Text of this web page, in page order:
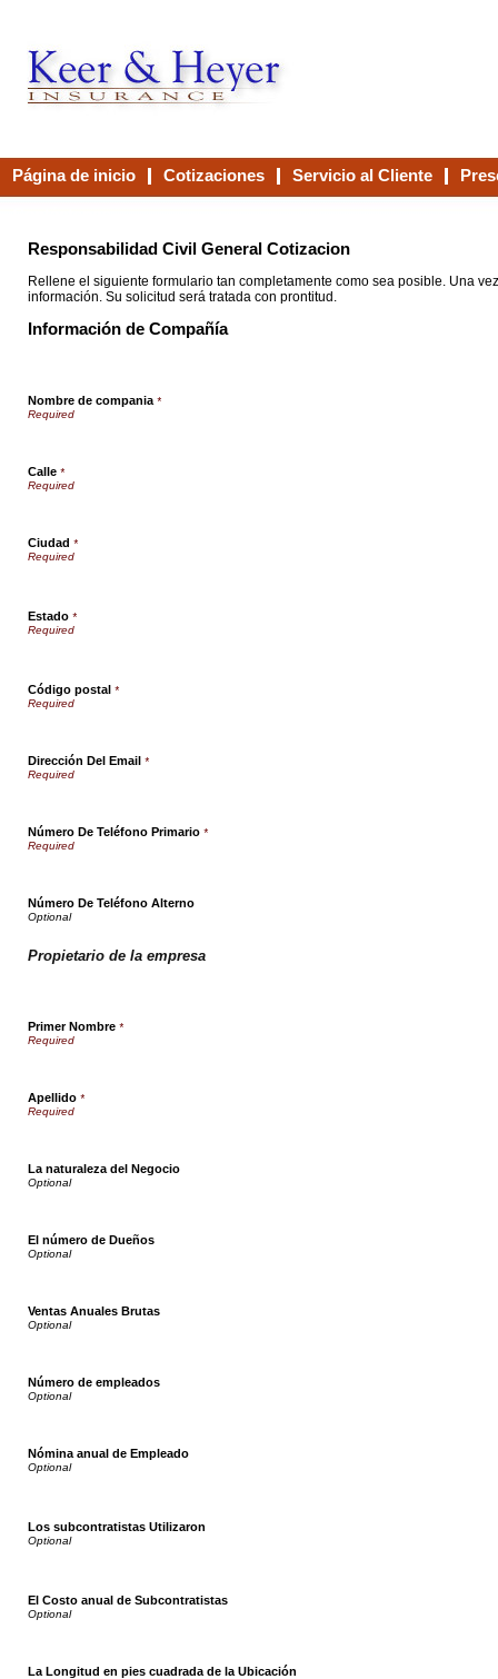
Página de inicio Cotizaciones Servicio al Cliente
Responsabilidad Civil General Cotizacion
Rellene el siguiente formulario tan completamente como sea posible. Una
información. Su solicitud será tratada con prontitud.
Información de Compañía
Nombre de compania *
Calle *
Ciudad *
Estado *
Código postal *
Dirección Del Email *
Número De Teléfono Primario *
Número De Teléfono Alterno
Propietario de la empresa
Primer Nombre *
Apellido *
La naturaleza del Negocio
El número de Dueños
Ventas Anuales Brutas
Número de empleados
Nómina anual de Empleado
Los subcontratistas Utilizaron
El Costo anual de Subcontratistas
La Longitud en pies cuadrada de la Ubicación